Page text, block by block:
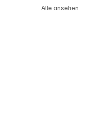
Alle ansehen